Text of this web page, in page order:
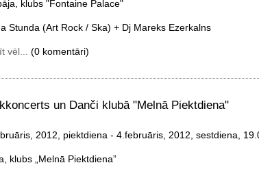
klubs "Fontaine Palace"
Stunda (Art Rock / Ska) + Dj Mareks Ezerkalns
vēl... (0 komentāri)
un Danči klubā "Melnā Piektdiena"
2012, piektdiena - 4.februāris, 2012, sestdiena ,
klubs „Melnā Piektdiena”